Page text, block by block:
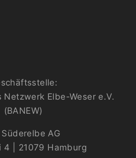
Netzwerk Elbe-Weser e.V.
(BANEW)
AG
4 | 21079 Hamburg